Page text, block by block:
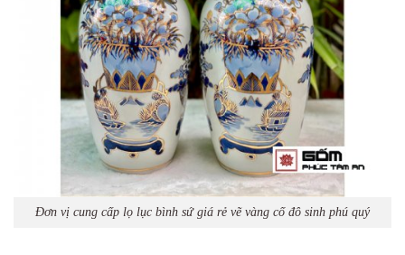
Đơn vị cung cấp lọ lục bình sứ giá rẻ vẽ vàng cố đô sinh phú quý